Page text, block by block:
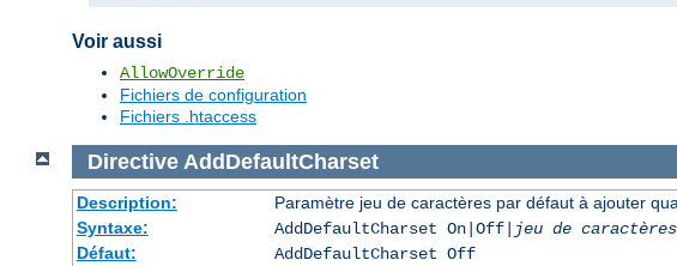
Voir aussi
AllowOverride
Fichiers de configuration
Fichiers .htaccess
Directive AddDefaultCharset
Description: Paramètre jeu de caractères par défaut à ajouter
Syntaxe:
AddDefaultCharset On|Off|
jeu de caractères
Défaut:
AddDefaultCharset Off